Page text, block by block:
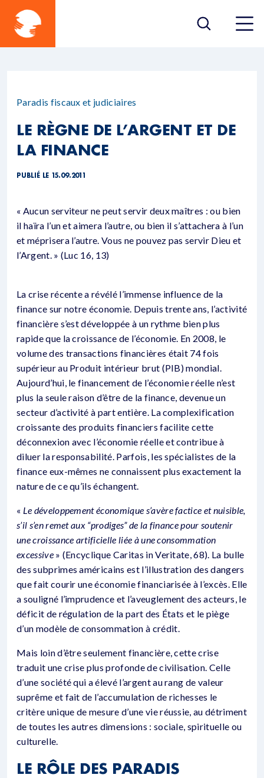
Paradis fiscaux et judiciaires
LE RÈGNE DE L’ARGENT ET DE
LA FINANCE
PUBLIÉ LE 15.09.2011
« Aucun serviteur ne peut servir deux maîtres : ou bien
il haïra l’un et aimera l’autre, ou bien il s’attachera à l’un
et méprisera l’autre. Vous ne pouvez pas servir Dieu et
l’Argent. » (Luc 16, 13)
La crise récente a révélé l’immense influence de la
finance sur notre économie. Depuis trente ans, l’activité
financière s’est développée à un rythme bien plus
rapide que la croissance de l’économie. En 2008, le
volume des transactions financières était 74 fois
supérieur au Produit intérieur brut (PIB) mondial.
Aujourd’hui, le financement de l’économie réelle n’est
plus la seule raison d’être de la finance, devenue un
secteur d’activité à part entière. La complexification
croissante des produits financiers facilite cette
déconnexion avec l’économie réelle et contribue à
diluer la responsabilité. Parfois, les spécialistes de la
finance eux-mêmes ne connaissent plus exactement la
nature de ce qu’ils échangent.
« Le développement économique s’avère factice et nuisible,
s’il s’en remet aux “prodiges” de la finance pour soutenir
une croissance artificielle liée à une consommation
excessive» (Encyclique Caritas in Veritate, 68). La bulle
des subprimes américains est l’illustration des dangers
que fait courir une économie financiarisée à l’excès. Elle
a souligné l’imprudence et l’aveuglement des acteurs, le
déficit de régulation de la part des États et le piège
d’un modèle de consommation à crédit.
Mais loin d’être seulement financière, cette crise
traduit une crise plus profonde de civilisation. Celle
d’une société qui a élevé l’argent au rang de valeur
suprême et fait de l’accumulation de richesses le
critère unique de mesure d’une vie réussie, au détriment
de toutes les autres dimensions : sociale, spirituelle ou
culturelle.
LE RÔLE DES PARADIS